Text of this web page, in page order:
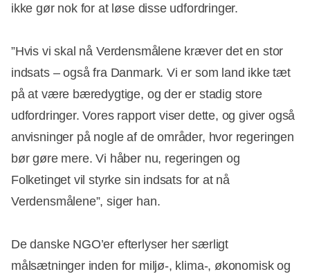
ikke gør nok for at løse disse udfordringer.
”Hvis vi skal nå Verdensmålene kræver det en stor
indsats – også fra Danmark. Vi er som land ikke tæt
på at være bæredygtige, og der er stadig store
udfordringer. Vores rapport viser dette, og giver også
anvisninger på nogle af de områder, hvor regeringen
bør gøre mere. Vi håber nu, regeringen og
Folketinget vil styrke sin indsats for at nå
Verdensmålene”, siger han.
De danske NGO’er efterlyser her særligt
målsætninger inden for miljø-, klima-, økonomisk og